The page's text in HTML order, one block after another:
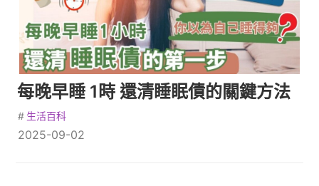
每晚早睡 1時 還清睡眠債的關鍵方法
# 生活百科
2025-09-02